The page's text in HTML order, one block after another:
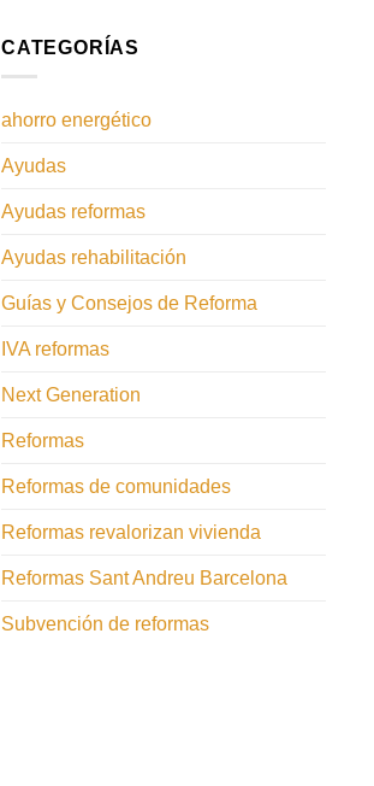
CATEGORÍAS
ahorro energético
Ayudas
Ayudas reformas
Ayudas rehabilitación
Guías y Consejos de Reforma
IVA reformas
Next Generation
Reformas
Reformas de comunidades
Reformas revalorizan vivienda
Reformas Sant Andreu Barcelona
Subvención de reformas